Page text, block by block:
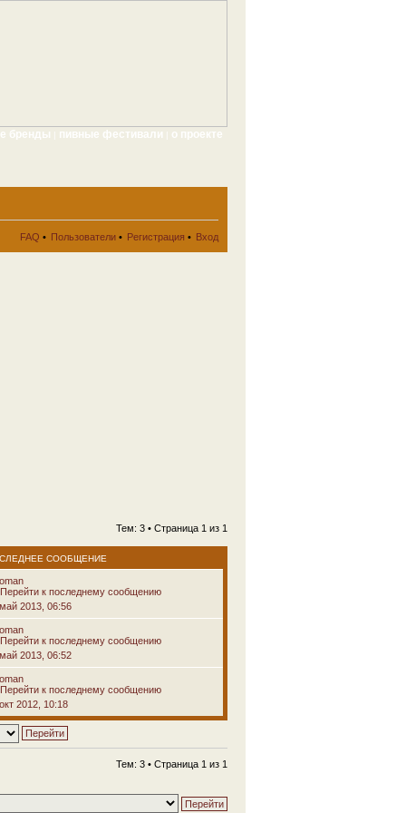
бренды пивные фестивали о проекте
FAQ • Пользователи • Регистрация • Вход
Тем: 3 • Страница 1 из 1
СООБЩЕНИЕ
2013, 06:56
2013, 06:52
2012, 10:18
Тем: 3 • Страница 1 из 1